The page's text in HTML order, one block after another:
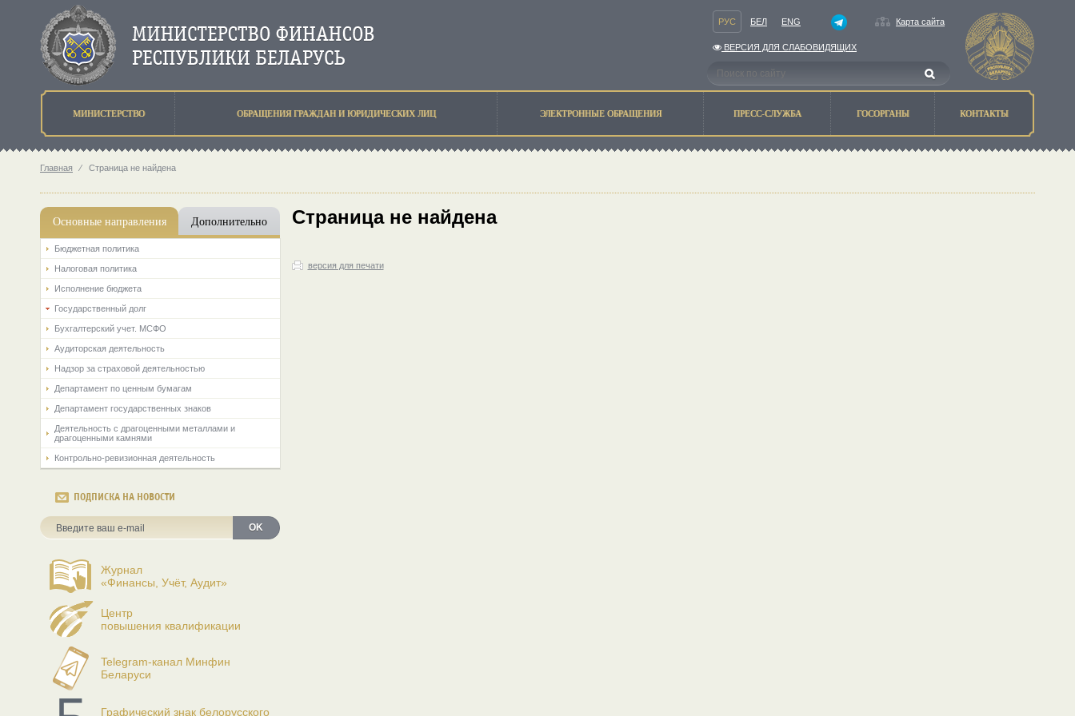
РУС БЕЛ ENG Карта сайта
ВЕРСИЯ ДЛЯ СЛАБОВИДЯЩИХ
МИНИСТЕРСТВО ОБРАЩЕНИЯ ГРАЖДАН И ЮРИДИЧЕСКИХ ЛИЦ ЭЛЕКТРОННЫЕ ОБРАЩЕНИЯ ПРЕСС-СЛУЖБА ГОСОРГАНЫ КОНТАКТЫ
Главная ⁄ Страница не найдена
Основные направления Дополнительно
Бюджетная политика
Налоговая политика
Исполнение бюджета
Государственный долг
Бухгалтерский учет. МСФО
Аудиторская деятельность
Надзор за страховой деятельностью
Департамент по ценным бумагам
Департамент государственных знаков
Деятельность с драгоценными металлами и
драгоценными камнями
Контрольно-ревизионная деятельность
ПОДПИСКА НА НОВОСТИ
OK
Журнал
«Финансы, Учёт, Аудит»
Центр
повышения квалификации
Telegram-канал Минфин
Беларуси
Графический знак белорусского
Страница не найдена
версия для печати